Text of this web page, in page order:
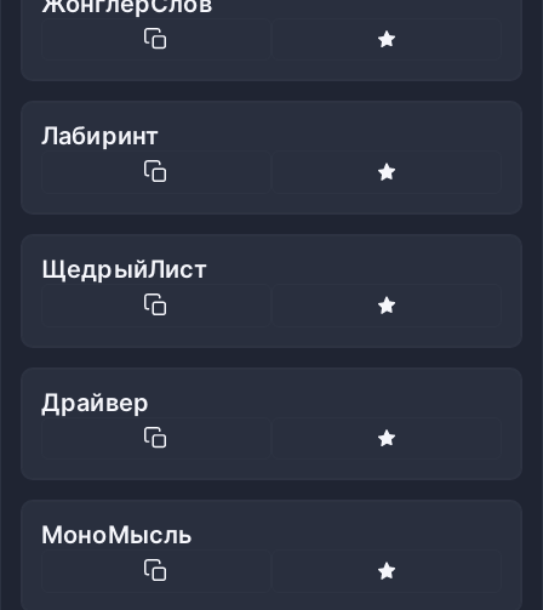
Лабиринт
ЩедрыйЛист
Драйвер
МоноМысль